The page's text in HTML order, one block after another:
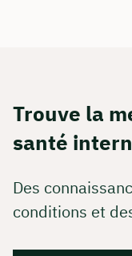
Trouve la
santé
Des
conditions et